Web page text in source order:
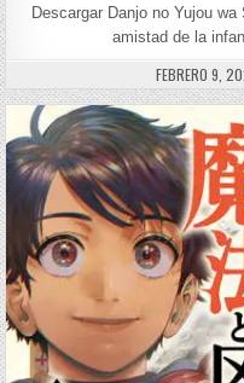
Descargar Danjo no Yujou
amistad de la
PUBLISHED
FEBRERO 9,